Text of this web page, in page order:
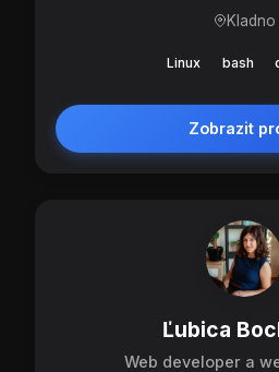
Kladno
Linux bash
Zobrazit
Ľubica
Web developer a